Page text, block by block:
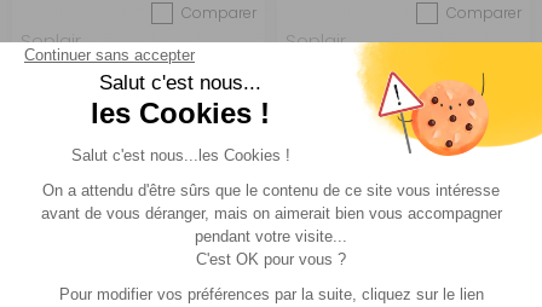
Comparer
Soplair
Réf : 777550 EN STOCK
ACHETER 999 €
Comparer
Soplair
Réf : PACK1732 EN STOCK
ACHETER 1 117 €